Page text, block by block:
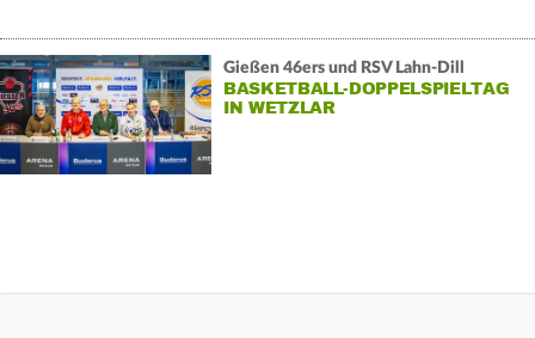
Gießen 46ers und RSV Lahn-Dill
BASKETBALL-DOPPELSPIELTAG
IN WETZLAR